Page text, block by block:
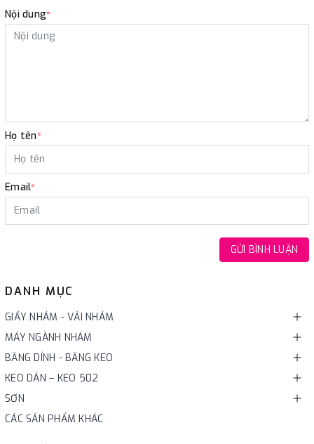
DANH MỤC
GIẤY NHÁM - VẢI NHÁM
MÁY NGÀNH NHÁM
BĂNG DÍNH - BĂNG KEO
KEO DÁN – KEO 502
SƠN
CÁC SẢN PHẨM KHÁC
Nội dung*
Họ tên*
Email*
GỬI BÌNH LUẬN